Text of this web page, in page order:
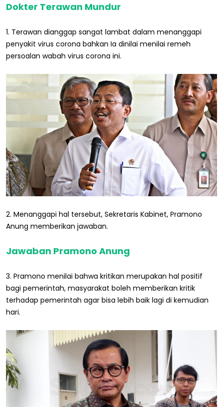
Dokter Terawan Mundur
1. Terawan dianggap sangat lambat dalam menanggapi
penyakit virus corona bahkan Ia dinilai menilai remeh
persoalan wabah virus corona ini.
2. Menanggapi hal tersebut, Sekretaris Kabinet, Pramono
Anung memberikan jawaban.
Jawaban Pramono Anung
3. Pramono menilai bahwa kritikan merupakan hal positif
bagi pemerintah, masyarakat boleh memberikan kritik
terhadap pemerintah agar bisa lebih baik lagi di kemudian
hari.